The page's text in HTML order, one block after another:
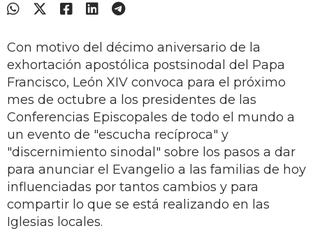
Con motivo del décimo aniversario de la
exhortación apostólica postsinodal del Papa
Francisco, León XIV convoca para el próximo
mes de octubre a los presidentes de las
Conferencias Episcopales de todo el mundo a
un evento de "escucha recíproca" y
"discernimiento sinodal" sobre los pasos a dar
para anunciar el Evangelio a las familias de hoy
influenciadas por tantos cambios y para
compartir lo que se está realizando en las
Iglesias locales.